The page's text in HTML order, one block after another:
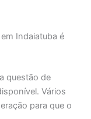
Indaiatuba é
questão de
Vários
para que o